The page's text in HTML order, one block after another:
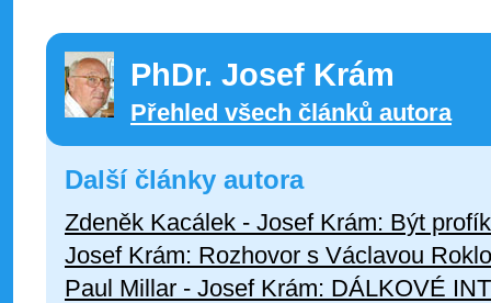
PhDr. Josef Krám
Přehled všech článků autora
Další články autora
Zdeněk Kacálek - Josef Krám: Být
Josef Krám: Rozhovor s Václavou
Paul Millar - Josef Krám: DÁLKOVÉ